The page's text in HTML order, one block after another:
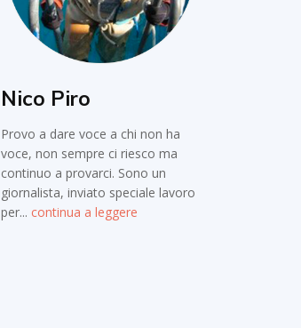
Nico Piro
Provo a dare voce a chi non ha
voce, non sempre ci riesco ma
continuo a provarci. Sono un
giornalista, inviato speciale lavoro
per... continua a leggere